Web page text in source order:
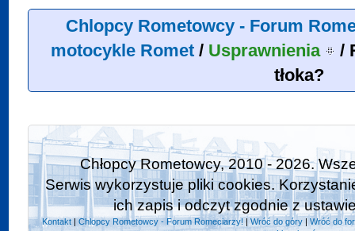
Chlopcy Rometowcy - Forum
motocykle Romet/ Usprawnienia /
tłoka?
Chłopcy Rometowcy, 2010 - 2026.
Serwis wykorzystuje pliki cookies.
ich zapis i odczyt zgodnie z
Kontakt| Chlopcy Rometowcy - Forum Romeciarzy! |Wróć do góry| Wróć do